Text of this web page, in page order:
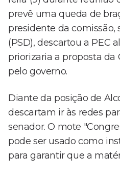
prevê uma queda de
presidente da comissão,
(PSD), descartou a PEC
priorizaria a proposta da
pelo governo.
Diante da posição de
descartam ir às redes
senador. O mote
pode ser usado como
para garantir que a